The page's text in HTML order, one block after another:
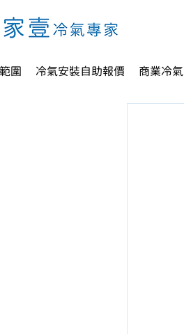
圍 冷氣安裝自助報價 商業冷